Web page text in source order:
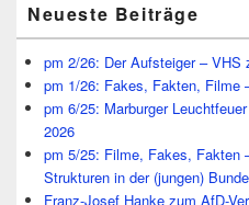
Seitenleisten
Widget-
Bereich
Neueste Beiträge
pm 2/26: Der Aufsteiger –
pm 1/26: Fakes, Fakten, Filme
pm 6/25: Marburger
2026
pm 5/25: Filme, Fakes, Fakten
Strukturen in der (jungen)
Franz-Josef Hanke zum AfD-